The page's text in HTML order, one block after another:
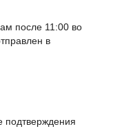
после 11:00 во
в
подтверждения